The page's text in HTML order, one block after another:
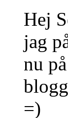
Hej
jag
nu
=)